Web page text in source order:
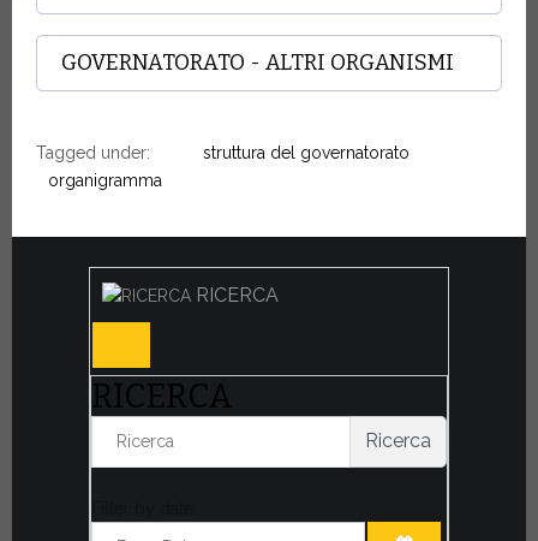
GOVERNATORATO - ALTRI ORGANISMI
Tagged under:
struttura del governatorato
organigramma
RICERCA
RICERCA
Ricerca